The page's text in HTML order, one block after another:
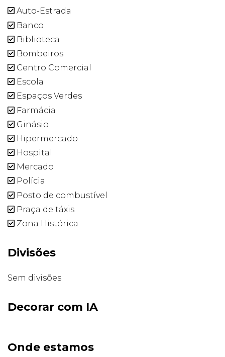
Auto-Estrada
Banco
Biblioteca
Bombeiros
Centro Comercial
Escola
Espaços Verdes
Farmácia
Ginásio
Hipermercado
Hospital
Mercado
Polícia
Posto de combustível
Praça de táxis
Zona Histórica
Divisões
Sem divisões
Decorar com IA
Onde estamos